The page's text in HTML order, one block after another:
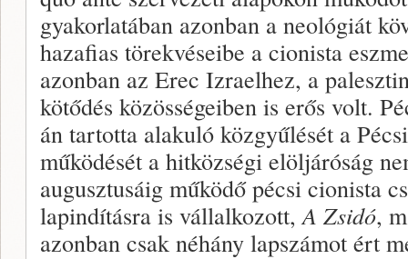
gyakorlatában azonban a neológiát
hazafias törekvéseibe a cionista
azonban az Erec Izraelhez, a
kötődés közösségeiben is erős volt.
án tartotta alakuló közgyűlését a
működését a hitközségi elöljáróság
augusztusáig működő pécsi cionista
lapindításra is vállalkozott,A Zsidó,
azonban csak néhány lapszámot ért